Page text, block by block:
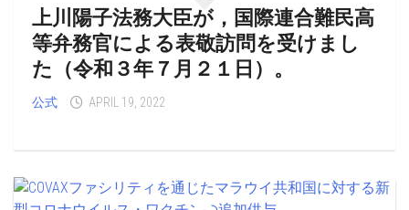
上川陽子法務大臣が，国際連合難民高
等弁務官による表敬訪問を受けまし
た（令和３年７月２１日）。
公式 APRIL 19, 2022